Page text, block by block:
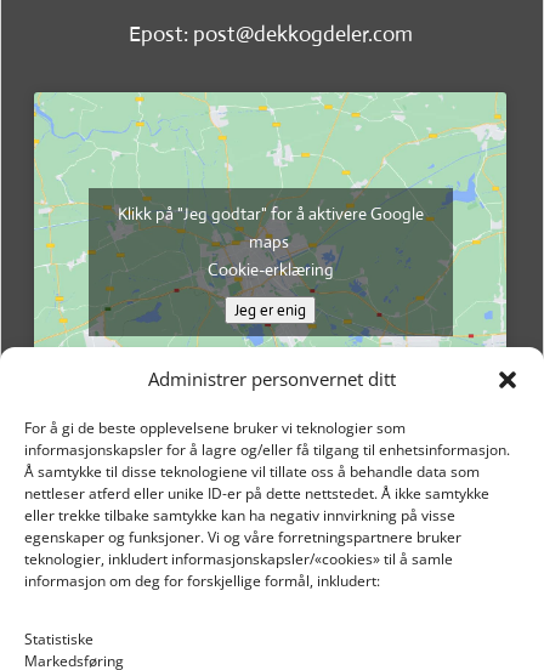
Administrer personvernet ditt
For å gi de beste opplevelsene bruker vi teknologier som
informasjonskapsler for å lagre og/eller få tilgang til enhetsinformasjon.
Å samtykke til disse teknologiene vil tillate oss å behandle data som
nettleser atferd eller unike ID-er på dette nettstedet. Å ikke samtykke
eller trekke tilbake samtykke kan ha negativ innvirkning på visse
egenskaper og funksjoner. Vi og våre forretningspartnere bruker
teknologier, inkludert informasjonskapsler/«cookies» til å samle
informasjon om deg for forskjellige formål, inkludert:
Statistiske
Markedsføring
Epost: post@dekkogdeler.com
Klikk på "Jeg godtar" for å aktivere Google
maps
Cookie-erklæring
Jeg er enig